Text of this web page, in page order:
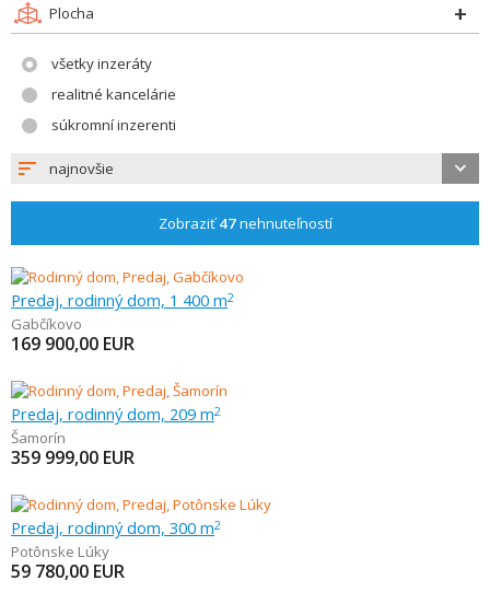
Plocha
všetky inzeráty
realitné kancelárie
súkromní inzerenti
najnovšie
Zobraziť47nehnuteľností
Predaj, rodinný dom, 1 400 m2
Gabčíkovo
169 900,00 EUR
Predaj, rodinný dom, 209 m2
Šamorín
359 999,00 EUR
Predaj, rodinný dom, 300 m2
Potônske Lúky
59 780,00 EUR